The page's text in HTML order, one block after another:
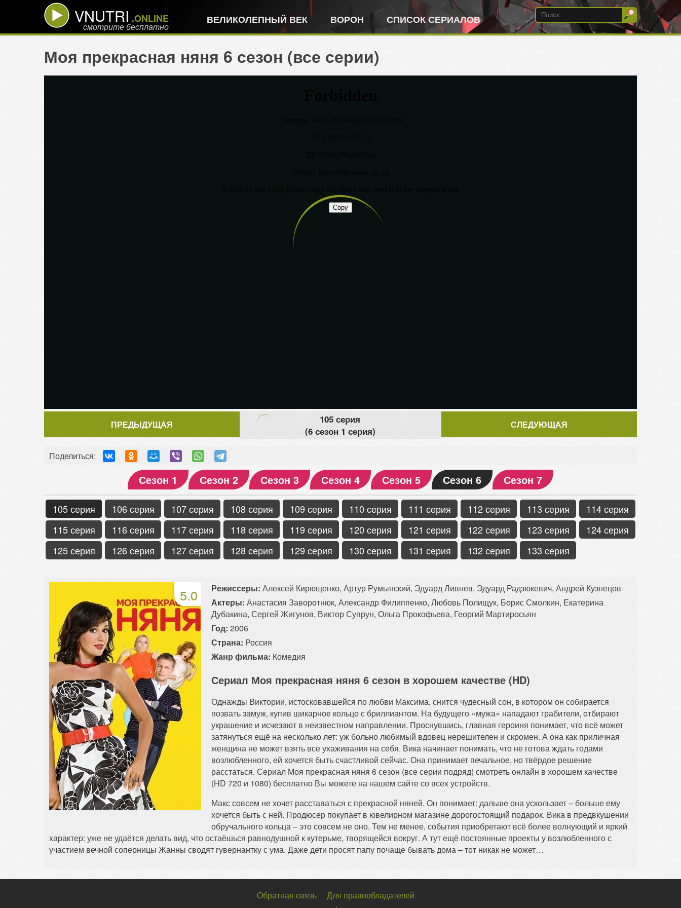
VNUTRI .ONLINE
смотрите бесплатно
ВЕЛИКОЛЕПНЫЙ ВЕК ВОРОН СПИСОК СЕРИАЛОВ
Моя прекрасная няня 6 сезон (все серии)
ПРЕДЫДУЩАЯ
105 серия
(6 сезон 1 серия)
СЛЕДУЮЩАЯ
Поделиться:
Сезон 1 Сезон 2 Сезон 3 Сезон 4 Сезон 5 Сезон 6 Сезон 7
105 серия 106 серия 107 серия 108 серия 109 серия 110 серия 111 серия 112 серия 113 серия
114 серия
115 серия
116 серия 117 серия 118 серия 119 серия 120 серия 121 серия 122 серия 123 серия
124 серия
125 серия
126 серия 127 серия 128 серия 129 серия 130 серия 131 серия 132 серия 133 серия
5.0 Режиссеры: Алексей Кирющенко, Артур Румынский, Эдуард Ливнев, Эдуард Радзюкевич, Андрей Кузнецов
Актеры: Анастасия Заворотнюк, Александр Филиппенко, Любовь Полищук, Борис Смолкин, Екатерина
Дубакина, Сергей Жигунов, Виктор Супрун, Ольга Прокофьева, Георгий Мартиросьян
Год: 2006
Страна: Россия
Жанр фильма: Комедия
Сериал Моя прекрасная няня 6 сезон в хорошем качестве (HD)
Однажды Виктории, истосковавшейся по любви Максима, снится чудесный сон, в котором он собирается
позвать замуж, купив шикарное кольцо с бриллиантом. На будущего «мужа» нападают грабители, отбирают
украшение и исчезают в неизвестном направлении. Проснувшись, главная героиня понимает, что всё может
затянуться ещё на несколько лет: уж больно любимый вдовец нерешителен и скромен. А она как приличная
женщина не может взять все ухаживания на себя. Вика начинает понимать, что не готова ждать годами
возлюбленного, ей хочется быть счастливой сейчас. Она принимает печальное, но твёрдое решение
расстаться. Сериал Моя прекрасная няня 6 сезон (все серии подряд) смотреть онлайн в хорошем качестве
(HD 720 и 1080) бесплатно Вы можете на нашем сайте со всех устройств.
Макс совсем не хочет расставаться с прекрасной няней. Он понимает: дальше она ускользает – больше ему
хочется быть с ней. Продюсер покупает в ювелирном магазине дорогостоящий подарок. Вика в предвкушении
обручального кольца – это совсем не оно. Тем не менее, события приобретают всё более волнующий и яркий
характер: уже не удаётся делать вид, что остаёшься равнодушной к кутерьме, творящейся вокруг. А тут ещё постоянные проекты у возлюбленного с
участием вечной соперницы Жанны сводят гувернантку с ума. Даже дети просят папу почаще бывать дома – тот никак не может…
Обратная связь
Для правообладателей